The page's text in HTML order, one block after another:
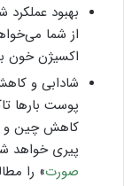
بهبود
از شما
اکسیژن خون
شادابی و
پوست بار‌ها
کاهش چین و
پیری خواهد
صورت» را